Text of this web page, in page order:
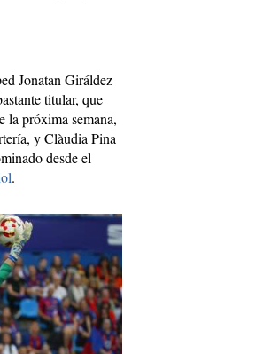
Jonatan Giráldez
titular, que
la próxima semana,
y Clàudia Pina
desde el
.